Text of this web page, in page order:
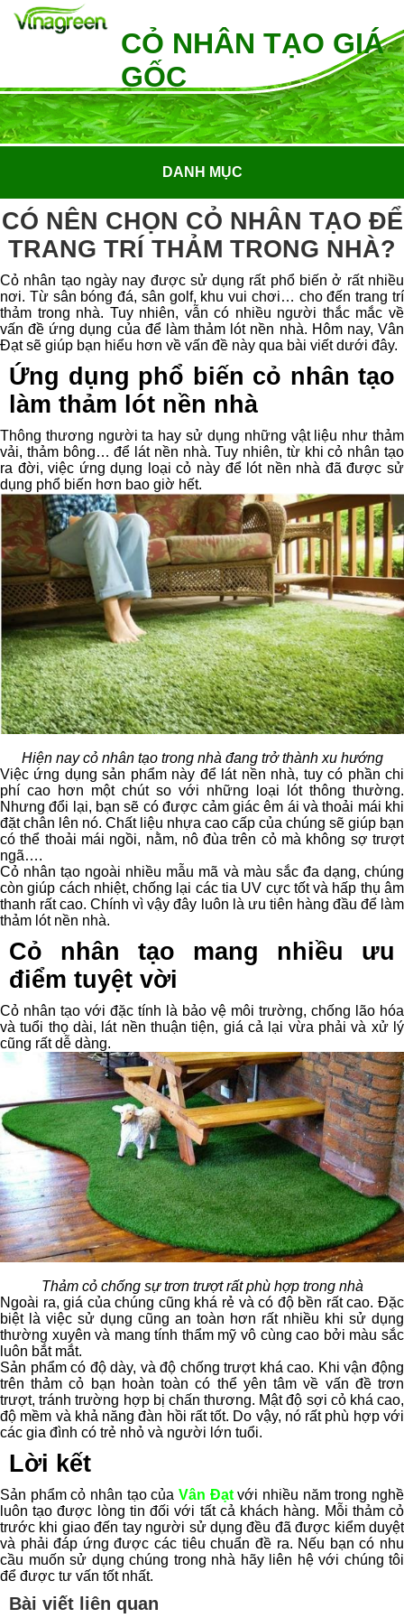
CỎ NHÂN TẠO GIÁ
GỐC
DANH MỤC
CÓ NÊN CHỌN CỎ NHÂN TẠO ĐỂ
TRANG TRÍ THẢM TRONG NHÀ?
Cỏ nhân tạo ngày nay được sử dụng rất phổ biến ở rất nhiều
nơi. Từ sân bóng đá, sân golf, khu vui chơi… cho đến trang trí
thảm trong nhà. Tuy nhiên, vẫn có nhiều người thắc mắc về
vấn đề ứng dụng của để làm thảm lót nền nhà. Hôm nay, Vân
Đạt sẽ giúp bạn hiểu hơn về vấn đề này qua bài viết dưới đây.
Ứng dụng phổ biến cỏ nhân tạo
làm thảm lót nền nhà
Thông thương người ta hay sử dụng những vật liệu như thảm
vải, thảm bông… để lát nền nhà. Tuy nhiên, từ khi cỏ nhân tạo
ra đời, việc ứng dụng loại cỏ này để lót nền nhà đã được sử
dụng phổ biến hơn bao giờ hết.
Hiện nay cỏ nhân tạo trong nhà đang trở thành xu hướng
Việc ứng dụng sản phẩm này để lát nền nhà, tuy có phần chi
phí cao hơn một chút so với những loại lót thông thường.
Nhưng đổi lại, bạn sẽ có được cảm giác êm ái và thoải mái khi
đặt chân lên nó. Chất liệu nhựa cao cấp của chúng sẽ giúp bạn
có thể thoải mái ngồi, nằm, nô đùa trên cỏ mà không sợ trượt
ngã….
Cỏ nhân tạo ngoài nhiều mẫu mã và màu sắc đa dạng, chúng
còn giúp cách nhiệt, chống lại các tia UV cực tốt và hấp thụ âm
thanh rất cao. Chính vì vậy đây luôn là ưu tiên hàng đầu để làm
thảm lót nền nhà.
Cỏ nhân tạo mang nhiều ưu
điểm tuyệt vời
Cỏ nhân tạo với đặc tính là bảo vệ môi trường, chống lão hóa
và tuổi thọ dài, lát nền thuận tiện, giá cả lại vừa phải và xử lý
cũng rất dễ dàng.
Thảm cỏ chống sự trơn trượt rất phù hợp trong nhà
Ngoài ra, giá của chúng cũng khá rẻ và có độ bền rất cao. Đặc
biệt là việc sử dụng cũng an toàn hơn rất nhiều khi sử dụng
thường xuyên và mang tính thẩm mỹ vô cùng cao bởi màu sắc
luôn bắt mắt.
Sản phẩm có độ dày, và độ chống trượt khá cao. Khi vận động
trên thảm cỏ bạn hoàn toàn có thể yên tâm về vấn đề trơn
trượt, tránh trường hợp bị chấn thương. Mật độ sợi cỏ khá cao,
độ mềm và khả năng đàn hồi rất tốt. Do vậy, nó rất phù hợp với
các gia đình có trẻ nhỏ và người lớn tuổi.
Lời kết
Sản phẩm cỏ nhân tạo của Vân Đạtvới nhiều năm trong nghề
luôn tạo được lòng tin đối với tất cả khách hàng. Mỗi thảm cỏ
trước khi giao đến tay người sử dụng đều đã được kiểm duyệt
và phải đáp ứng được các tiêu chuẩn đề ra. Nếu bạn có nhu
cầu muốn sử dụng chúng trong nhà hãy liên hệ với chúng tôi
để được tư vấn tốt nhất.
Bài viết liên quan